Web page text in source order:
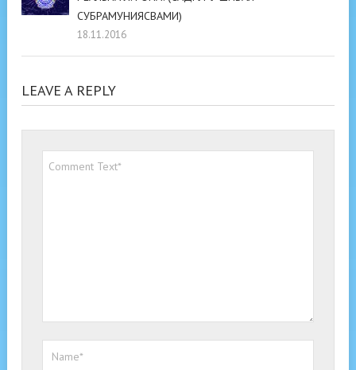
СУБРАМУНИЯСВАМИ)
18.11.2016
LEAVE A REPLY